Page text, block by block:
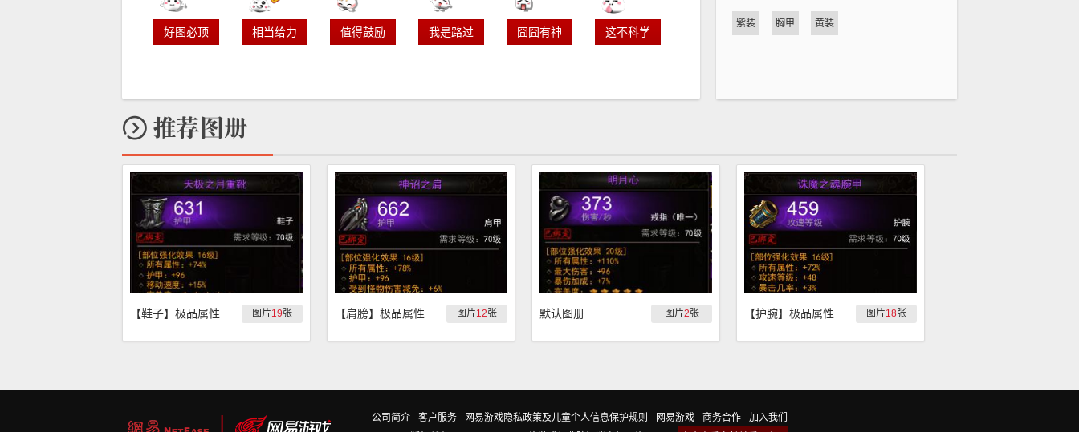
好图必顶 相当给力 值得鼓励 我是路过 囧囧有神 这不科学
紫装 胸甲 黄装
图片19张 图片12张 图片2张
默认图册 图片18张
公司简介 - 客户服务 - 网易游戏隐私政策及儿童个人信息保护规则 - 网易游戏 - 商务合作 - 加入我们